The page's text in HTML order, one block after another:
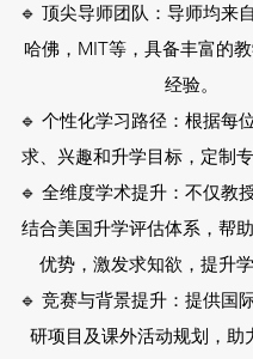
🔹 顶尖导师团队：导师均来
哈佛，MIT等，具备丰富的
经验。
🔹 个性化学习路径：根据每
求、兴趣和升学目标，定制专
🔹 全维度学术提升：不仅教
结合美国升学评估体系，帮
优势，激发求知欲，提升学
🔹 竞赛与背景提升：提供国
研项目及课外活动规划，助